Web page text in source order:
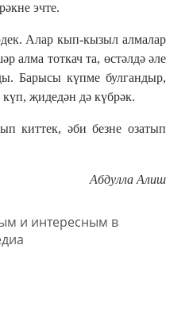
эчте.
Алар кып-кызыл алмалар
алма тоткач та, өстәлдә әле
Барысы күпме булгандыр,
җидедән дә күбрәк.
киттек, әби безне озатып
Абдулла Алиш
и интересным в